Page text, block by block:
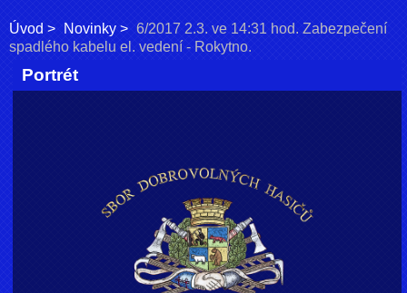
Úvod Novinky
6/2017 2.3. ve 14:31 hod. Zabezpečení
spadlého kabelu el. vedení - Rokytno.
Portrét